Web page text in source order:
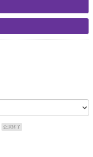
公演終了